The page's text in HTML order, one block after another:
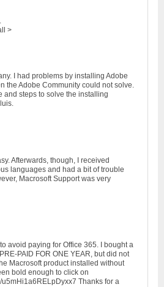
>
I had problems by installing Adobe
the Adobe Community could not solve.
and steps to solve the installing
Afterwards, though, I received
languages and had a bit of trouble
Macrosoft Support was very
avoid paying for Office 365. I bought a
PAID FOR ONE YEAR, but did not
Macrosoft product installed without
bold enough to click on
Thanks for a